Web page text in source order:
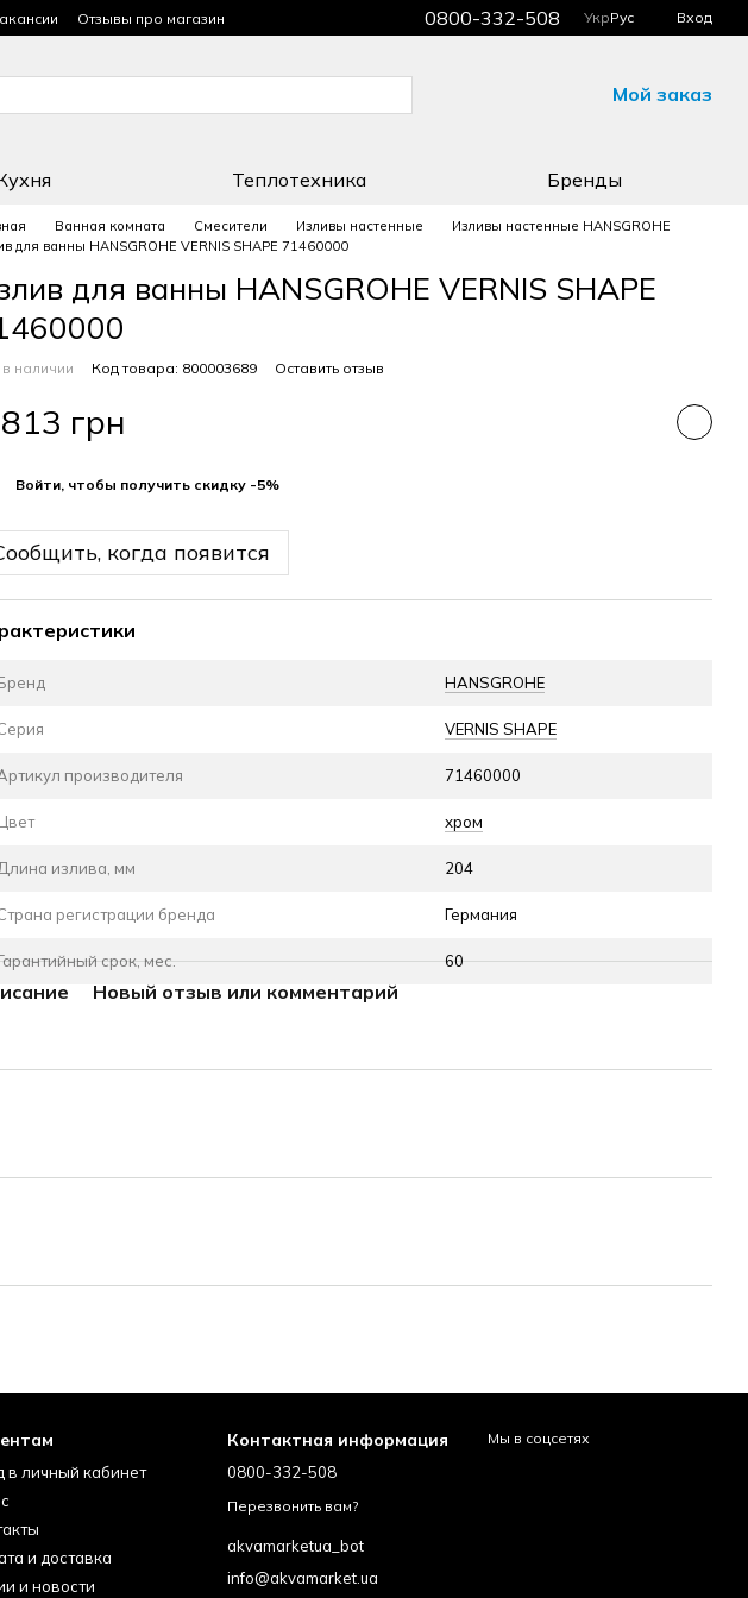
Отзывы про магазин
0800-332-508 УкрРус Вход
Мой заказ
Теплотехника Бренды
Ванная комната Смесители Изливы настенные
Изливы настенные HANSGROHE
для ванны HANSGROHE VERNIS SHAPE 71460000
для ванны HANSGROHE VERNIS SHAPE
наличии Код товара: 800003689 Оставить отзыв
грн
Войти, чтобы получить скидку -5%
когда появится
HANSGROHE
VERNIS SHAPE
производителя 71460000
хром
Длина излива, мм 204
регистрации бренда Германия
срок, мес. 60
Новый отзыв или комментарий
в личный кабинет
и доставка
и новости
Контактная информация
0800-332-508
Перезвонить вам?
akvamarketua_bot
info@akvamarket.ua
Мы в соцсетях